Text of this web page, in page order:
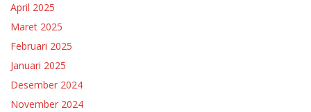
April 2025
Maret 2025
Februari 2025
Januari 2025
Desember 2024
November 2024